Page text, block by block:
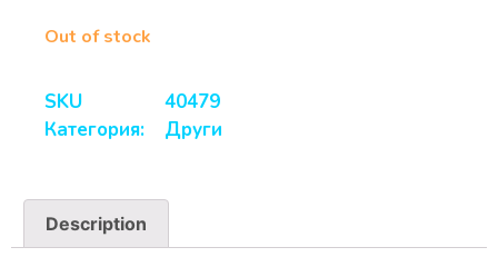
Out of stock
SKU
40479
Категория:
Други
Description